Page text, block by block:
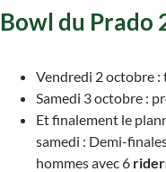
Bowl du Prado
Vendredi 2 octobre
Samedi 3 octobre :
Et finalement le
samedi : Demi-
hommes avec 6